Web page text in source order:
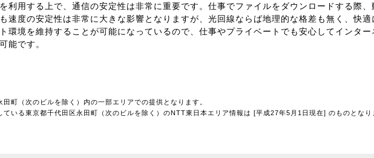
利用する上で、通信の安定性は非常に重要です。仕事でファイルをダウンロードする際、
速度の安定性は非常に大きな影響となりますが、光回線ならば地理的な格差も無く、快適
環境を維持することが可能になっているので、仕事やプライベートでも安心してインター
能です。
町（次のビルを除く）内の一部エリアでの提供となります。
いる東京都千代田区永田町（次のビルを除く）のNTT東日本エリア情報は [平成27年5月1日現在] のものとなり